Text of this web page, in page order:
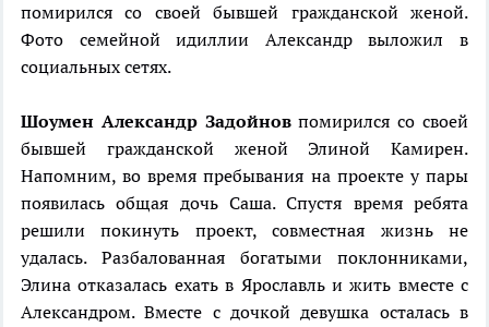
помирился со своей бывшей гражданской женой.
Фото семейной идиллии Александр выложил в
социальных сетях.
Шоумен Александр Задойновпомирился со своей
бывшей гражданской женой Элиной Камирен.
Напомним, во время пребывания на проекте у пары
появилась общая дочь Саша. Спустя время ребята
решили покинуть проект, совместная жизнь не
удалась. Разбалованная богатыми поклонниками,
Элина отказалась ехать в Ярославль и жить вместе с
Александром. Вместе с дочкой девушка осталась в